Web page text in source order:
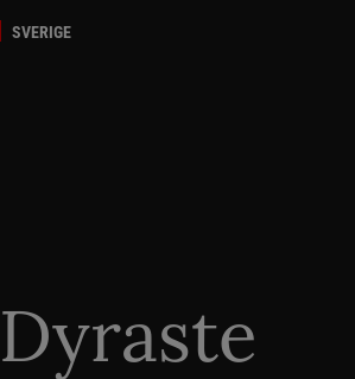
SVERIGE
Dyraste